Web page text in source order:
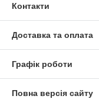
Контакти
Доставка та оплата
Графік роботи
Повна версія сайту